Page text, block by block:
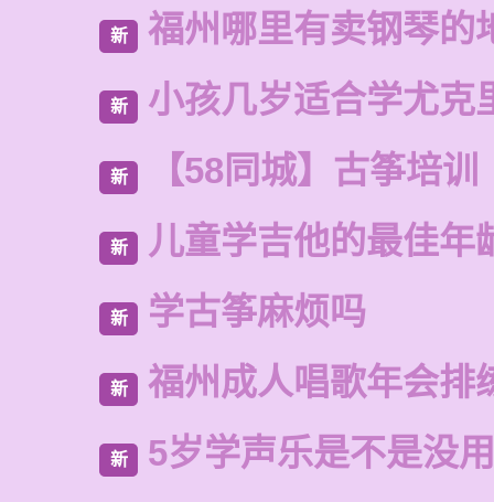
新 福州哪里有卖钢琴的
新 小孩几岁适合学尤克
新 【58同城】古筝培训
新 儿童学吉他的最佳年
新 学古筝麻烦吗
新 福州成人唱歌年会排
新 5岁学声乐是不是没用